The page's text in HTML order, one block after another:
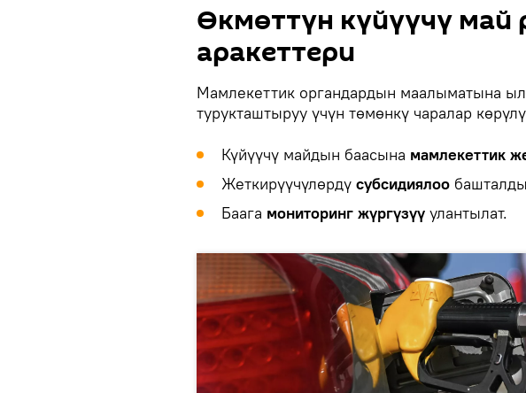
Өкмөттүн күйүүчү май
аракеттери
Мамлекеттик органдардын маалыматына
турукташтыруу үчүн төмөнкү чаралар
Күйүүчү майдын баасына мамлекеттик
Жеткирүүчүлөрдү субсидиялоо
Баага мониторинг жүргүзүү улантылат.